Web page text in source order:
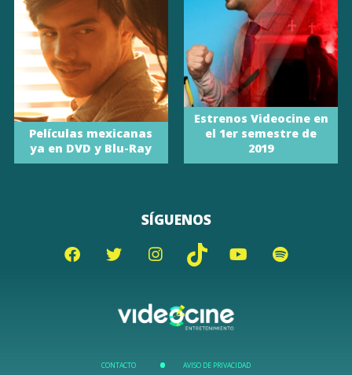
Películas mexicanas
ya en DVD y Blu-Ray
Estrenos Videocine en
el 1er semestre de
2019
SÍGUENOS
CONTACTO AVISO DE PRIVACIDAD